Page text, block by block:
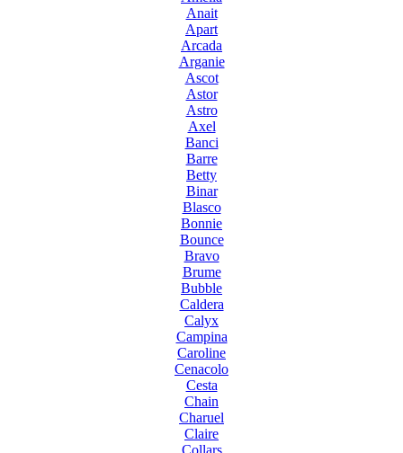
Anait
Apart
Arcada
Arganie
Ascot
Astor
Astro
Axel
Banci
Barre
Betty
Binar
Blasco
Bonnie
Bounce
Bravo
Brume
Bubble
Caldera
Calyx
Campina
Caroline
Cenacolo
Cesta
Chain
Charuel
Claire
Collars